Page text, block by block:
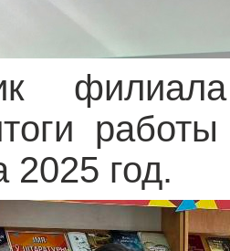
2025 год.